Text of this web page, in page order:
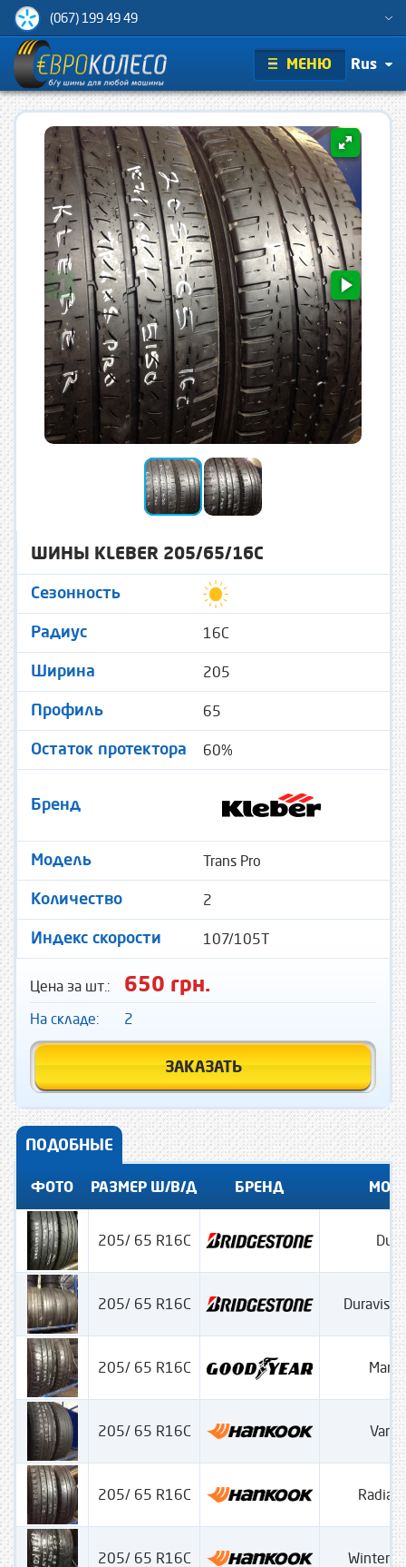
(067) 199 49 49
МЕНЮ Rus
ШИНЫ KLEBER 205/65/16C
Сезонность
Радиус 16C
Ширина 205
Профиль 65
Остаток протектора 60%
Бренд
Модель Trans Pro
Количество 2
Индекс скорости 107/105T
Цена за шт.: 650 грн.
На складе: 2
ЗАКАЗАТЬ
ПОДОБНЫЕ
ФОТО РАЗМЕР Ш/В/Д БРЕНД
205/ 65 R16C
205/ 65 R16C Duravis
205/ 65 R16C
205/ 65 R16C
205/ 65 R16C Radial
205/ 65 R16C Winter